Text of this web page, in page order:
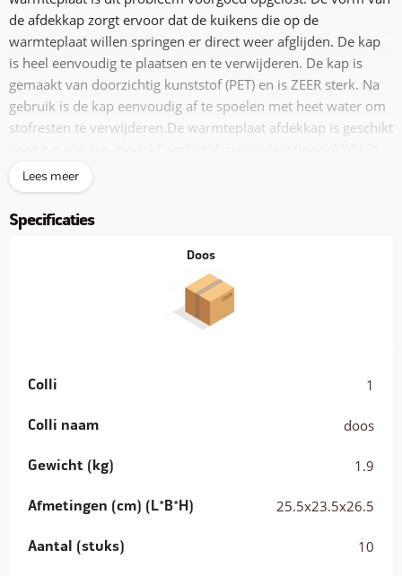
de afdekkap zorgt ervoor dat de kuikens die op de
warmteplaat willen springen er direct weer afglijden. De kap
is heel eenvoudig te plaatsen en te verwijderen. De kap is
gemaakt van doorzichtig kunststof (PET) en is ZEER sterk. Na
gebruik is de kap eenvoudig af te spoelen met heet water om
stofresten te verwijderen.De warmteplaat afdekkap is geschikt
en is een prachtige accessoire.Verkrijgbaar voor elke maat
warmteplaat. Deze afdekkap is geschikt voor de modellen:
WP-25 en WP-25R
Lees meer
Specificaties
Doos
Colli 1
Colli naam doos
Gewicht (kg) 1.9
Afmetingen (cm) (L*B*H) 25.5x23.5x26.5
Aantal (stuks) 10